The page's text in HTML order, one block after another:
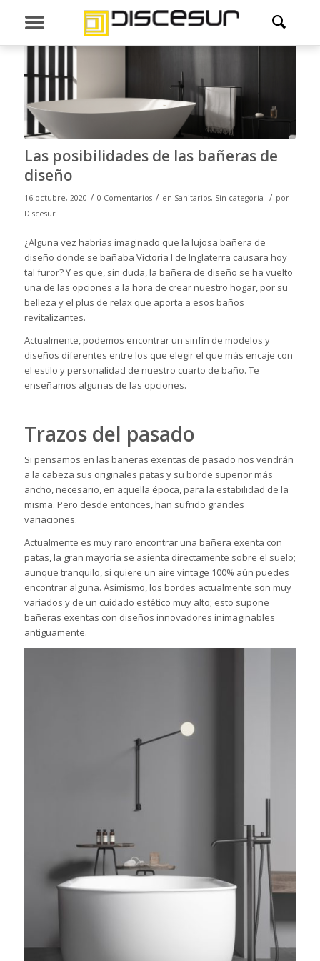
Las posibilidades de las bañeras de
diseño
16 octubre, 2020 / 0 Comentarios / en Sanitarios, Sin categoría / por
Discesur
¿Alguna vez habrías imaginado que la lujosa bañera de
diseño donde se bañaba Victoria I de Inglaterra causara hoy
tal furor? Y es que, sin duda, la bañera de diseño se ha vuelto
una de las opciones a la hora de crear nuestro hogar, por su
belleza y el plus de relax que aporta a esos baños
revitalizantes.
Actualmente, podemos encontrar un sinfín de modelos y
diseños diferentes entre los que elegir el que más encaje con
el estilo y personalidad de nuestro cuarto de baño. Te
enseñamos algunas de las opciones.
Trazos del pasado
Si pensamos en las bañeras exentas de pasado nos vendrán
a la cabeza sus originales patas y su borde superior más
ancho, necesario, en aquella época, para la estabilidad de la
misma. Pero desde entonces, han sufrido grandes
variaciones.
Actualmente es muy raro encontrar una bañera exenta con
patas, la gran mayoría se asienta directamente sobre el suelo;
aunque tranquilo, si quiere un aire vintage 100% aún puedes
encontrar alguna. Asimismo, los bordes actualmente son muy
variados y de un cuidado estético muy alto; esto supone
bañeras exentas con diseños innovadores inimaginables
antiguamente.